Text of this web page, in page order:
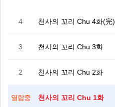
4 천사의 꼬리 Chu 4화(完)
3 천사의 꼬리 Chu 3화
2 천사의 꼬리 Chu 2화
열람중 천사의 꼬리 Chu 1화